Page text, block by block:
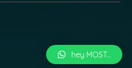
hey MOST...